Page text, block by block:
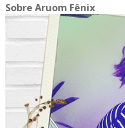
Sobre Aruom Fênix